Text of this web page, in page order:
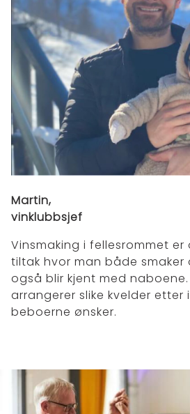
Martin,
vinklubbsjef
Vinsmaking i fellesrommet
tiltak hvor man både
også blir kjent med naboene.
arrangerer slike kvelder etter
beboerne ønsker.